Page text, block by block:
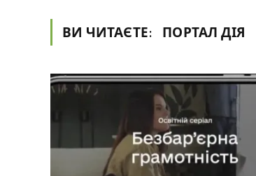
ВИ ЧИТАЄТЕ: ПОРТАЛ ДІЯ